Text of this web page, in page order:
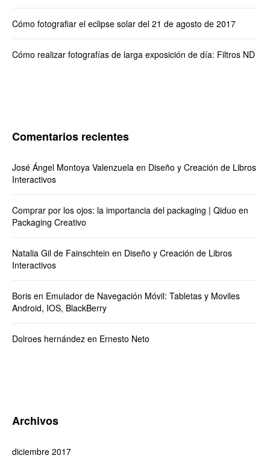
Cómo fotografiar el eclipse solar del 21 de agosto de 2017
Cómo realizar fotografías de larga exposición de día: Filtros ND
Comentarios recientes
José Ángel Montoya Valenzuela en Diseño y Creación de Libros
Interactivos
Comprar por los ojos: la importancia del packaging | Qiduo en
Packaging Creativo
Natalia Gil de Fainschtein en Diseño y Creación de Libros
Interactivos
Boris en Emulador de Navegación Móvil: Tabletas y Moviles
Android, IOS, BlackBerry
Dolroes hernández en Ernesto Neto
Archivos
diciembre 2017